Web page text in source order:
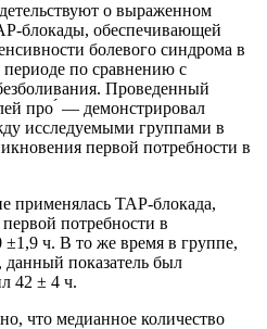
о выраженном
блокады, обеспечивающей
болевого синдрома в
по сравнению с
Проведенный
про ́ — демонстрировал
исследуемыми группами в
первой потребности в
применялась ТАР-блокада,
потребности в
±1,9 ч. В то же время в группе,
данный показатель был
42 ± 4 ч.
что медианное количество